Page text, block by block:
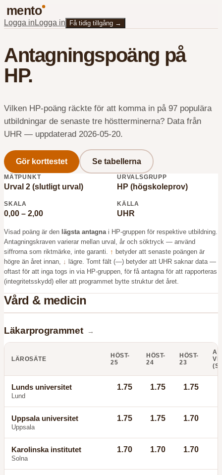
mento
Logga in Logga in Få tidig tillgång →
Antagningspoäng på
HP.
Vilken HP-poäng räckte för att komma in på 97 populära
utbildningar de senaste tre höstterminerna? Data från
UHR — uppdaterad 2026-05-20.
Gör korttestet Se tabellerna
MÄTPUNKT
Urval 2 (slutligt urval)
URVALSGRUPP
HP (högskoleprov)
SKALA
0,00 – 2,00
KÄLLA
UHR
Visad poäng är den lägsta antagnai HP-gruppen för respektive utbildning.
Antagningskraven varierar mellan urval, år och söktryck — använd
siffrorna som riktmärke, inte garanti. ↑ betyder att senaste poängen är
högre än året innan, ↓ lägre. Tomt fält (—) betyder att UHR saknar data —
oftast för att inga togs in via HP-gruppen, för få antagna för att rapporteras
(integritetsskydd) eller att programmet bytte struktur det året.
Vård & medicin
Läkarprogrammet →
LÄROSÄTE
HÖST-
25
HÖST-
24
HÖST-
23
Lunds universitet
Lund
1.75 1.75 1.75
Uppsala universitet
Uppsala
1.75 1.75 1.70
Karolinska institutet
Solna
1.70 1.70 1.70